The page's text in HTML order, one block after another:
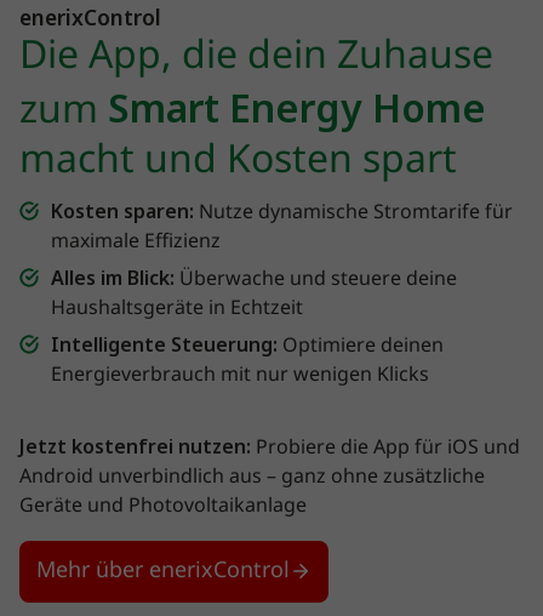
enerixControl
Die App, die dein Zuhause
zum Smart Energy Home
macht und Kosten spart
Kosten sparen: Nutze dynamische Stromtarife für
maximale Effizienz
Alles im Blick: Überwache und steuere deine
Haushaltsgeräte in Echtzeit
Intelligente Steuerung: Optimiere deinen
Energieverbrauch mit nur wenigen Klicks
Jetzt kostenfrei nutzen: Probiere die App für iOS und
Android unverbindlich aus – ganz ohne zusätzliche
Geräte und Photovoltaikanlage
Mehr über enerixControl